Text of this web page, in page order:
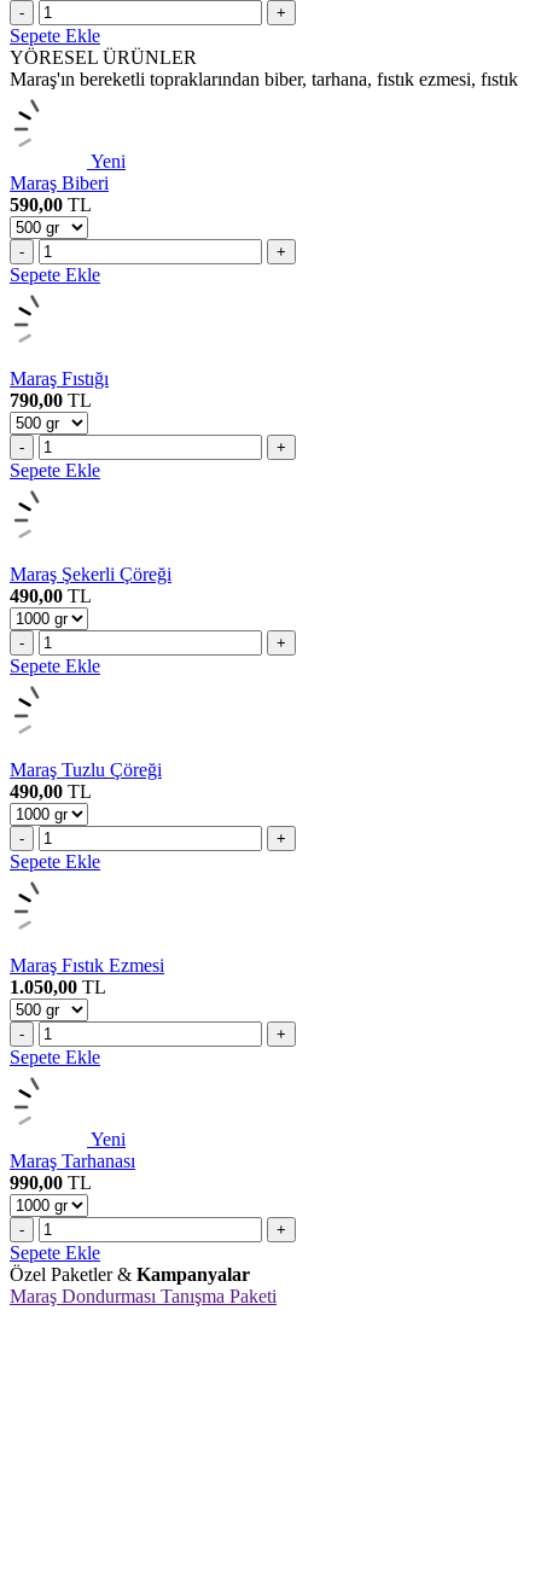
- +
Sepete Ekle
YÖRESEL ÜRÜNLER
Maraş'ın bereketli topraklarından biber, tarhana, fıstık ezmesi, fıstık
Yeni
Maraş Biberi
590,00 TL
- +
Sepete Ekle
Maraş Fıstığı
790,00 TL
- +
Sepete Ekle
Maraş Şekerli Çöreği
490,00 TL
- +
Sepete Ekle
Maraş Tuzlu Çöreği
490,00 TL
- +
Sepete Ekle
Maraş Fıstık Ezmesi
1.050,00 TL
- +
Sepete Ekle
Yeni
Maraş Tarhanası
990,00 TL
- +
Sepete Ekle
Özel Paketler & Kampanyalar
Maraş Dondurması Tanışma Paketi